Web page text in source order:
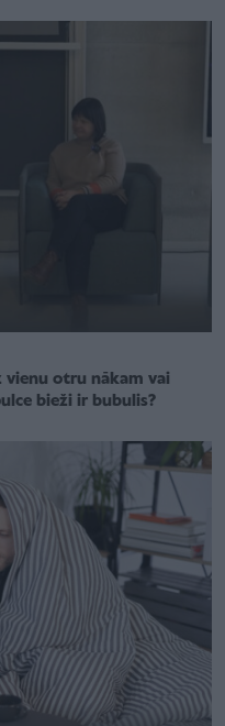
vienu otru nākam vai
bieži ir bubulis?